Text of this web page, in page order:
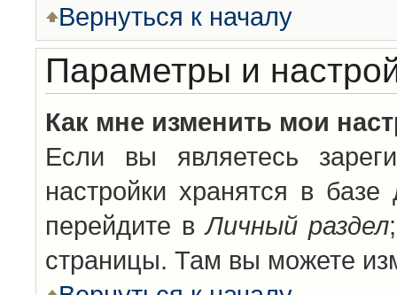
Вернуться к началу
Параметры и
Как мне изменить мои
Если вы являетесь
настройки хранятся в
перейдите вЛичный раздел
страницы. Там вы можете